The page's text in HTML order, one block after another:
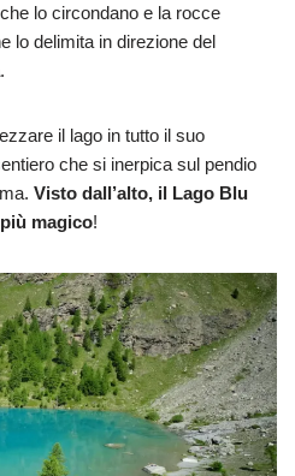
lo circondano e la rocce
lo delimita in direzione del
.
il lago in tutto il suo
che si inerpica sul pendio
Visto dall’alto, il Lago Blu
magico!